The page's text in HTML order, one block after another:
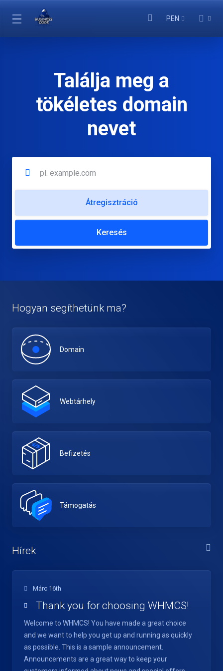
PEN
Találja meg a
tökéletes domain
nevet
Átregisztráció
Keresés
Hogyan segíthetünk ma?
Domain
Webtárhely
Befizetés
Támogatás
Hírek
Márc 16th
Thank you for choosing WHMCS!
Welcome to WHMCS! You have made a great choice
and we want to help you get up and running as quickly
as possible. This is a sample announcement.
Announcements are a great way to keep your